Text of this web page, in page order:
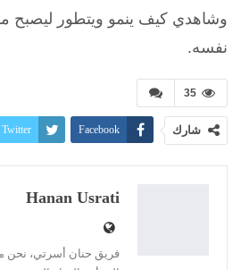
وشاهدي كيف ينمو ويتطور ليصبح
نفسه.
35
شارك Facebook
Twitter
Linkedin
Hanan Usrati
فريق حنان أسرتي، نحن